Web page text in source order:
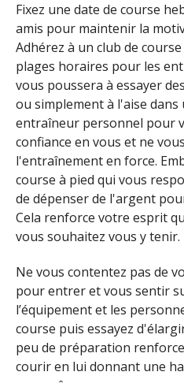
Fixez une date de course
amis pour maintenir la
Adhérez à un club de
plages horaires pour les
vous poussera à essayer
ou simplement à l'aise
entraîneur personnel pour
confiance en vous et ne
l'entraînement en force.
course à pied qui vous
de dépenser de l'argent
Cela renforce votre esprit
vous souhaitez vous y tenir.
Ne vous contentez pas de
pour entrer et vous sentir
l’équipement et les
course puis essayez
peu de préparation
courir en lui donnant une